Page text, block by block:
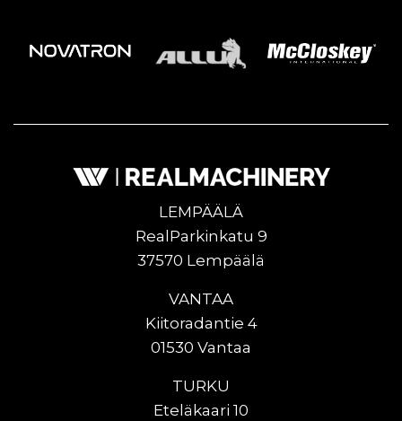
LEMPÄÄLÄ
RealParkinkatu 9
37570 Lempäälä
VANTAA
Kiitoradantie 4
01530 Vantaa
TURKU
Eteläkaari 10